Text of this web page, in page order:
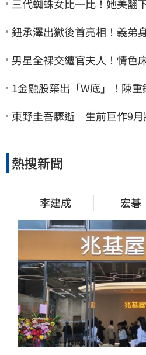
三代蜘蛛女比一比！她美翻
鈕承澤出獄後首亮相！義弟
男星全裸交纏官夫人！情色
1金融股築出「W底」！陳
固穩定的搖錢樹
東野圭吾驟逝 生前巨作9月
熱搜新聞
李建成 宏碁